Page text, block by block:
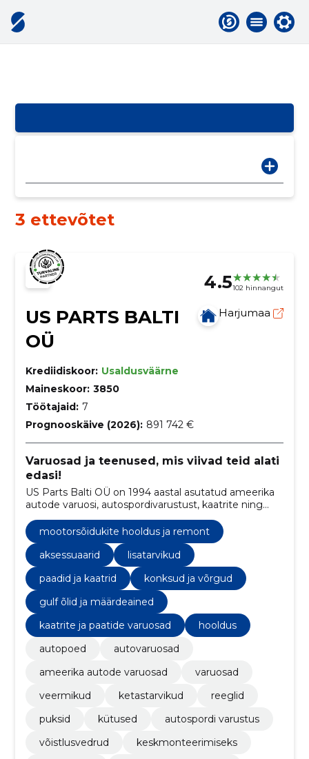
3 ettevõtet
4.5102 hinnangut
US PARTS BALTI
OÜ
Harjumaa
Krediidiskoor: Usaldusväärne
Maineskoor: 3850
Töötajaid: 7
Prognooskäive (2026): 891 742 €
Varuosad ja teenused, mis viivad teid alati
edasi!
US Parts Balti OÜ on 1994 aastal asutatud ameerika
autode varuosi, autospordivarustust, kaatrite ning
paatide varuosi ja Gulf õlisid müüv ettevõte, lisaks
teostame ka ameerika autode hooldus- ja
remonttöid.
mootorsõidukite hooldus ja remont
aksessuaarid
lisatarvikud
paadid ja kaatrid
konksud ja võrgud
gulf õlid ja määrdeained
kaatrite ja paatide varuosad
hooldus
autopoed
autovaruosad
ameerika autode varuosad
varuosad
veermikud
ketastarvikud
reeglid
puksid
kütused
autospordi varustus
võistlusvedrud
keskmonteerimiseks